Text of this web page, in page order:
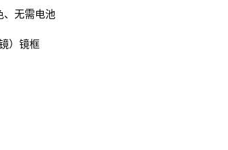
、无需电池
）镜框